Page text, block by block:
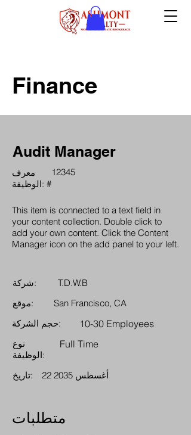
Finance
Audit Manager
معرف
الوظيفة: #
12345
This item is connected to a text field in
your content collection. Double click to
add your own content. Click the Content
Manager icon on the add panel to your left.
شركة:
T.D.W.B
موقع:
San Francisco, CA
حجم الشركة:
10-30 Employees
نوع
الوظيفة:
Full Time
تاريخ: 22 أغسطس 2035
متطلبات